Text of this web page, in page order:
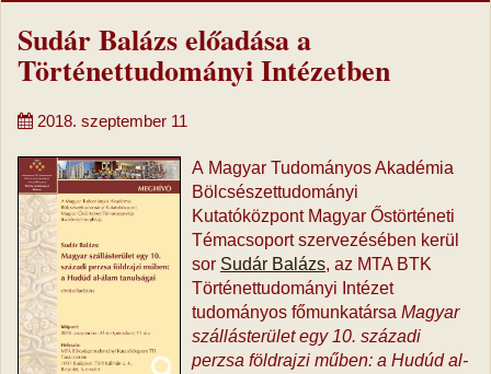
Sudár Balázs előadása a
Történettudományi Intézetben
2018. szeptember 11
A Magyar Tudományos Akadémia
Bölcsészettudományi
Kutatóközpont Magyar Őstörténeti
Témacsoport szervezésében kerül
sor Sudár Balázs, az MTA BTK
Történettudományi Intézet
tudományos főmunkatársa Magyar
szállásterület egy 10. századi
perzsa földrajzi műben: a Hudúd al-